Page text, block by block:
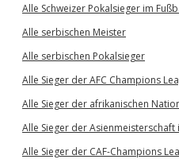
Alle Schweizer Pokalsieger im
Alle serbischen Meister
Alle serbischen Pokalsieger
Alle Sieger der AFC Champions
Alle Sieger der afrikanischen
Alle Sieger der Asienmeisterschaft
Alle Sieger der CAF-Champions